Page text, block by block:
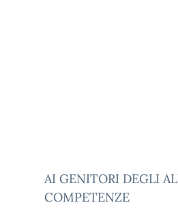
AI GENITORI DEGLI
COMPETENZE